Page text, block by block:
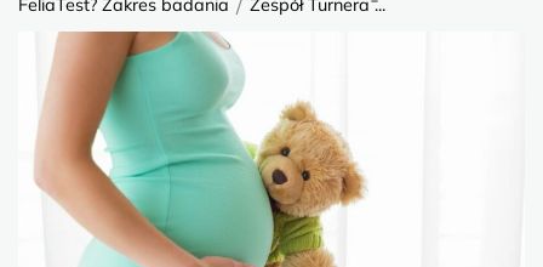
FeliaTest? Zakres badania
Zespół Turnera ̵...